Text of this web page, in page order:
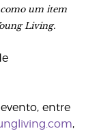
um item
Living.
entre
,